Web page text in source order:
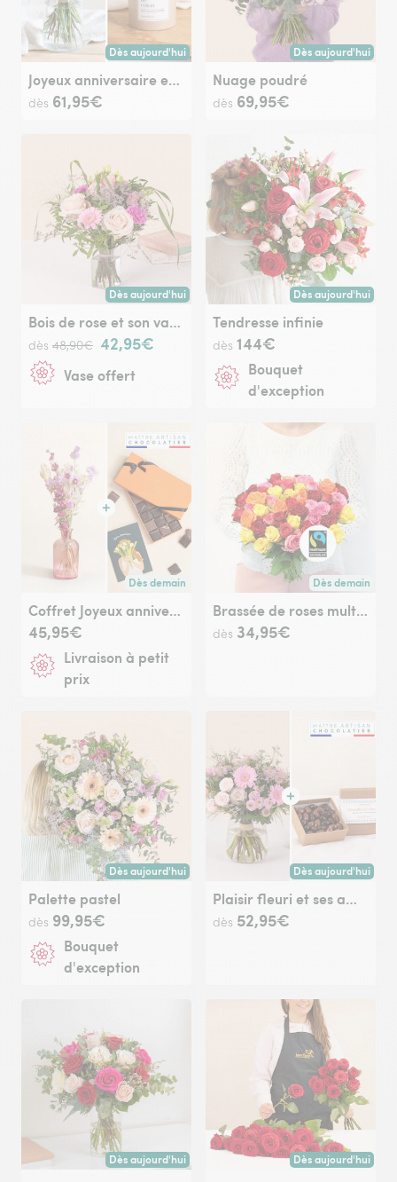
Dès aujourd'hui
Livraison dès aujourd'hui (pour toute commande passée
Joyeux anniversaire et sa bougie parfumée
dès 61,95€
Dès aujourd'hui
Livraison dès
Nuage poudré
dès 69,95€
Dès aujourd'hui
Livraison dès aujourd'hui (pour toute commande passée
Bois de rose et son vase offert
dès 48,90€ 42,95€
Vase offert
Dès aujourd'hui
Livraison dès
Tendresse infinie
dès 144€
Bouquet
d'exception
Dès demain
Livraison dès demain (pour toute commande passée
Coffret Joyeux anniversaire
45,95€
Livraison à petit
prix
Dès demain
Livraison dès
Brassée de roses multicolores Max Havelaar
dès 34,95€
Dès aujourd'hui
Livraison dès aujourd'hui (pour toute commande passée
Palette pastel
dès 99,95€
Bouquet
d'exception
Dès aujourd'hui
Livraison dès
Plaisir fleuri et ses amandes au chocolat
dès 52,95€
Dès aujourd'hui
Livraison dès aujourd'hui (pour toute commande passée
Dès aujourd'hui
Livraison dès